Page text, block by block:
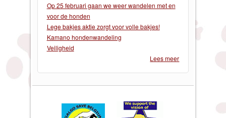
Op 25 februari gaan we weer wandelen met en
voor de honden
Lege bakjes aktie zorgt voor volle bakjes!
Kamano hondenwandeling
Veiligheid
Lees meer